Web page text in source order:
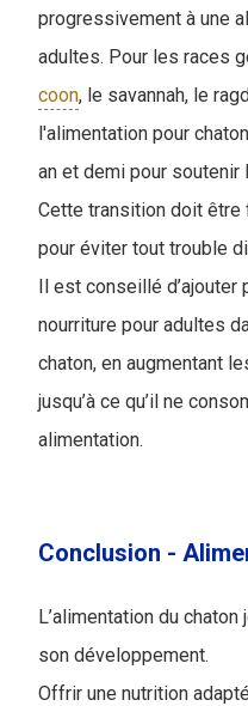
progressivement à une
adultes. Pour les races
coon, le savannah, le
l'alimentation pour
an et demi pour soutenir
Cette transition doit
pour éviter tout trouble
Il est conseillé
nourriture pour adultes
chaton, en augmentant
jusqu’à ce qu’il ne
alimentation.
Conclusion -
L’alimentation du
son développement.
Offrir une nutrition